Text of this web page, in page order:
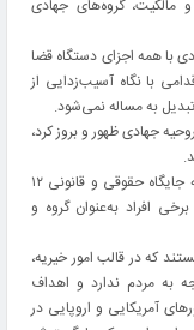
گروه‌های جهادی
با همه اجزای دستگاه قضا
با نگاه آسیب‌زدایی از
به مساله نمی‌شود.
جهادی ظهور و بروز کرد،
رئیس قوه قضاییه این نکته را هم متذکر شد که هر چه جایگاه حقوقی و قانونی ۱۲
افراد به‌عنوان گروه و
که در قالب امور خیریه،
به مردم ندارد و اهداف
آمریکایی و اروپایی در